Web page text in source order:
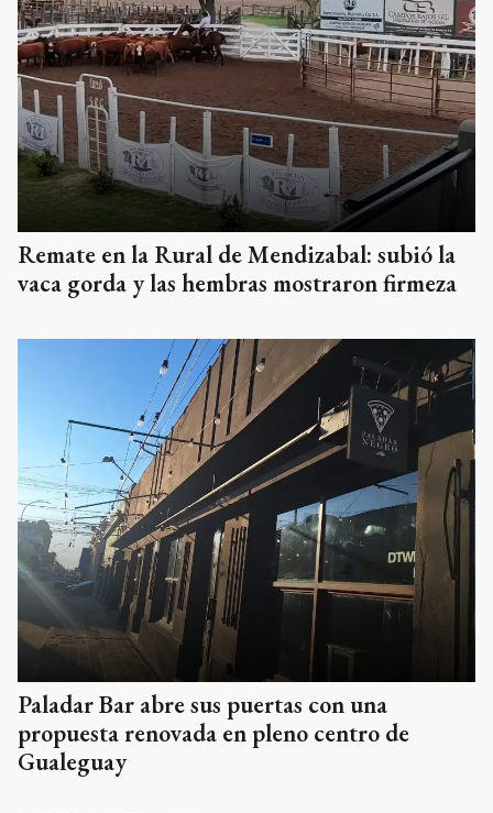
Remate en la Rural de Mendizabal: subió la
vaca gorda y las hembras mostraron firmeza
Paladar Bar abre sus puertas con una
propuesta renovada en pleno centro de
Gualeguay